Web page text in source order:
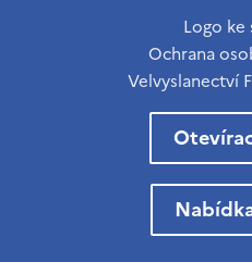
Logo ke
Ochrana
Velvyslanectví